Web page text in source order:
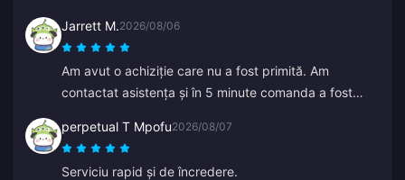
Jarrett M.2026/08/06
Am avut o achiziție care nu a fost primită. Am
contactat asistența și în 5 minute comanda a fost
și politicoși. Recomand acest loc tuturor pentru
reîncărcări.
perpetual T Mpofu2026/08/07
Serviciu rapid și de încredere.